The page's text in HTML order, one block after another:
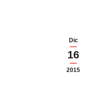
Dic
16
2015